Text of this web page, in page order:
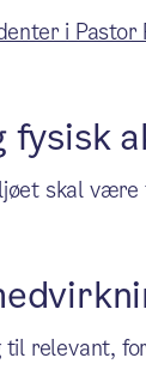
i Pastor
fysisk
skal
relevant,